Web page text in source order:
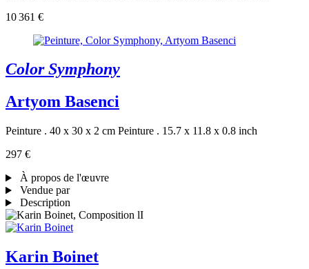
10 361 €
Color Symphony
Artyom Basenci
Peinture . 40 x 30 x 2 cm Peinture . 15.7 x 11.8 x 0.8 inch
297 €
À propos de l'œuvre
Vendue par
Description
Karin Boinet